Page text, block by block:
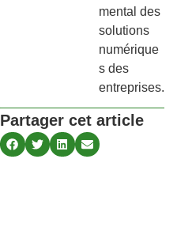
mental des
solutions
numérique
s des
entreprises.
Partager cet article